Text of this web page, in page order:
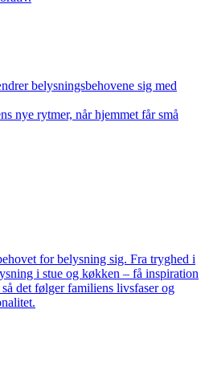
belysningsbehovene sig med
nye rytmer, når hjemmet får små
for belysning sig. Fra tryghed i
i stue og køkken – få inspiration
det følger familiens livsfaser og